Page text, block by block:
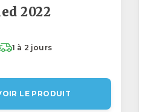
2022
1 à 2 jours
LE PRODUIT